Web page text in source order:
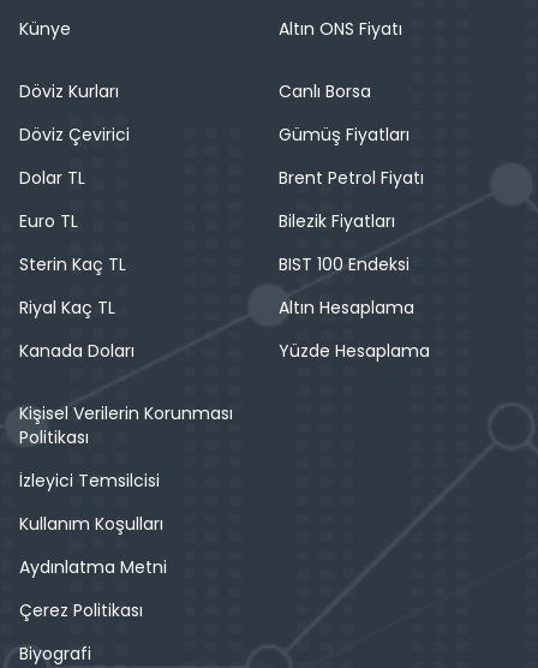
Künye
Altın ONS Fiyatı
Döviz Kurları
Döviz Çevirici
Dolar TL
Euro TL
Sterin Kaç TL
Riyal Kaç TL
Kanada Doları
Canlı Borsa
Gümüş Fiyatları
Brent Petrol Fiyatı
Bilezik Fiyatları
BIST 100 Endeksi
Altın Hesaplama
Yüzde Hesaplama
Kişisel Verilerin Korunması
Politikası
İzleyici Temsilcisi
Kullanım Koşulları
Aydınlatma Metni
Çerez Politikası
Biyografi